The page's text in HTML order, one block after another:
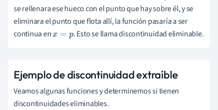
se rellenara ese hueco con el punto que hay sobre él, y se
eliminara el punto que flota allí, la función pasaría a ser
continua enx= p . Esto se llama discontinuidad eliminable.
Ejemplo de discontinuidad extraíble
Veamos algunas funciones y determinemos si tienen
discontinuidades eliminables.